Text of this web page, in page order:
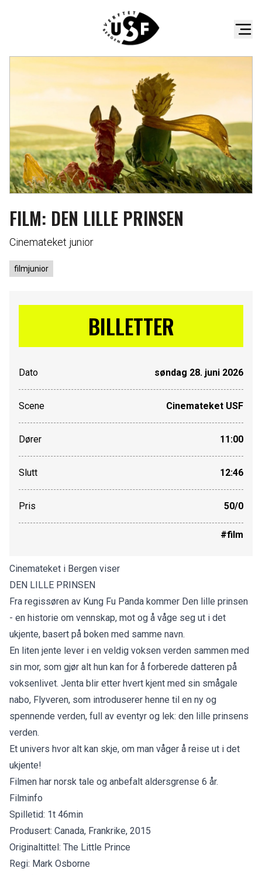
FILM: DEN LILLE PRINSEN
Cinemateket junior
filmjunior
BILLETTER
Dato søndag 28. juni 2026
Scene Cinemateket USF
Dører 11:00
Slutt 12:46
Pris 50/0
#film
Cinemateket i Bergen viser
DEN LILLE PRINSEN
Fra regissøren av Kung Fu Panda kommer Den lille prinsen
- en historie om vennskap, mot og å våge seg ut i det
ukjente, basert på boken med samme navn.
En liten jente lever i en veldig voksen verden sammen med
sin mor, som gjør alt hun kan for å forberede datteren på
voksenlivet. Jenta blir etter hvert kjent med sin smågale
nabo, Flyveren, som introduserer henne til en ny og
spennende verden, full av eventyr og lek: den lille prinsens
verden.
Et univers hvor alt kan skje, om man våger å reise ut i det
ukjente!
Filmen har norsk tale og anbefalt aldersgrense 6 år.
Filminfo
Spilletid: 1t 46min
Produsert: Canada, Frankrike, 2015
Originaltittel: The Little Prince
Regi: Mark Osborne